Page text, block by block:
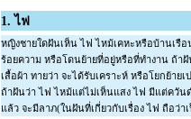
1. ไฟ
หญิงชายใดฝันเห็น ไฟ ไหม้เคหะหรือบ้านเรื
ร้อยความ หรือโดนย้ายที่อยู่หรือที่ทำงาน ถ้า
เสื้อผ้า ทายว่า จะได้รับเคราะห์ หรือโยกย้า
ถ้าฝันว่า ไฟ ไหม้แต่ไม่เห็นแสง ไฟ มีแต่ควัน
แล้ว จะมีลาภ(ในฝันที่เกี่ยวกับเรื่อง ไฟ ถือว่า